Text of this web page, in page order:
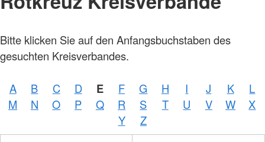
Bitte klicken Sie auf den Anfangsbuchstaben des
gesuchten Kreisverbandes.
A B C D E F G H I J K
L
M
N O P Q R S T U V W
X
Y
Z